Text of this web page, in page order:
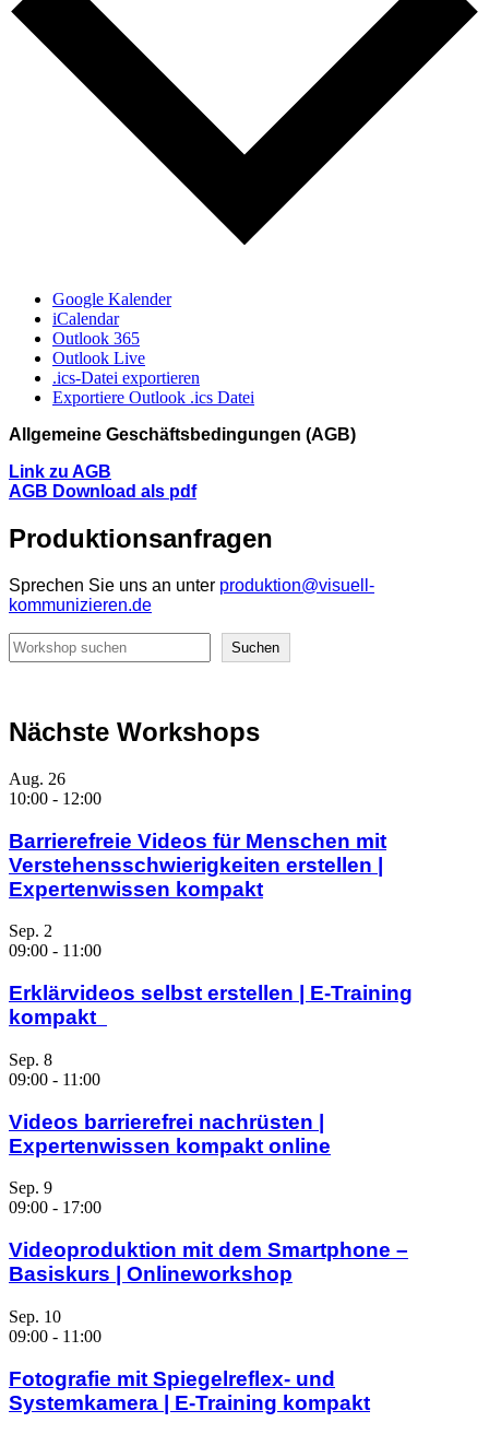
Google Kalender
iCalendar
Outlook 365
Outlook Live
.ics-Datei exportieren
Exportiere Outlook .ics Datei
Allgemeine Geschäftsbedingungen (AGB)
Link zu AGB
AGB Download als pdf
Produktionsanfragen
Sprechen Sie uns an unter produktion@visuell-
kommunizieren.de
Suchen
Suchen
Nächste Workshops
Aug. 26
10:00 - 12:00
Barrierefreie Videos für Menschen mit
Verstehensschwierigkeiten erstellen |
Expertenwissen kompakt
Sep. 2
09:00 - 11:00
Erklärvideos selbst erstellen | E-Training
kompakt
Sep. 8
09:00 - 11:00
Videos barrierefrei nachrüsten |
Expertenwissen kompakt online
Sep. 9
09:00 - 17:00
Videoproduktion mit dem Smartphone –
Basiskurs | Onlineworkshop
Sep. 10
09:00 - 11:00
Fotografie mit Spiegelreflex- und
Systemkamera | E-Training kompakt